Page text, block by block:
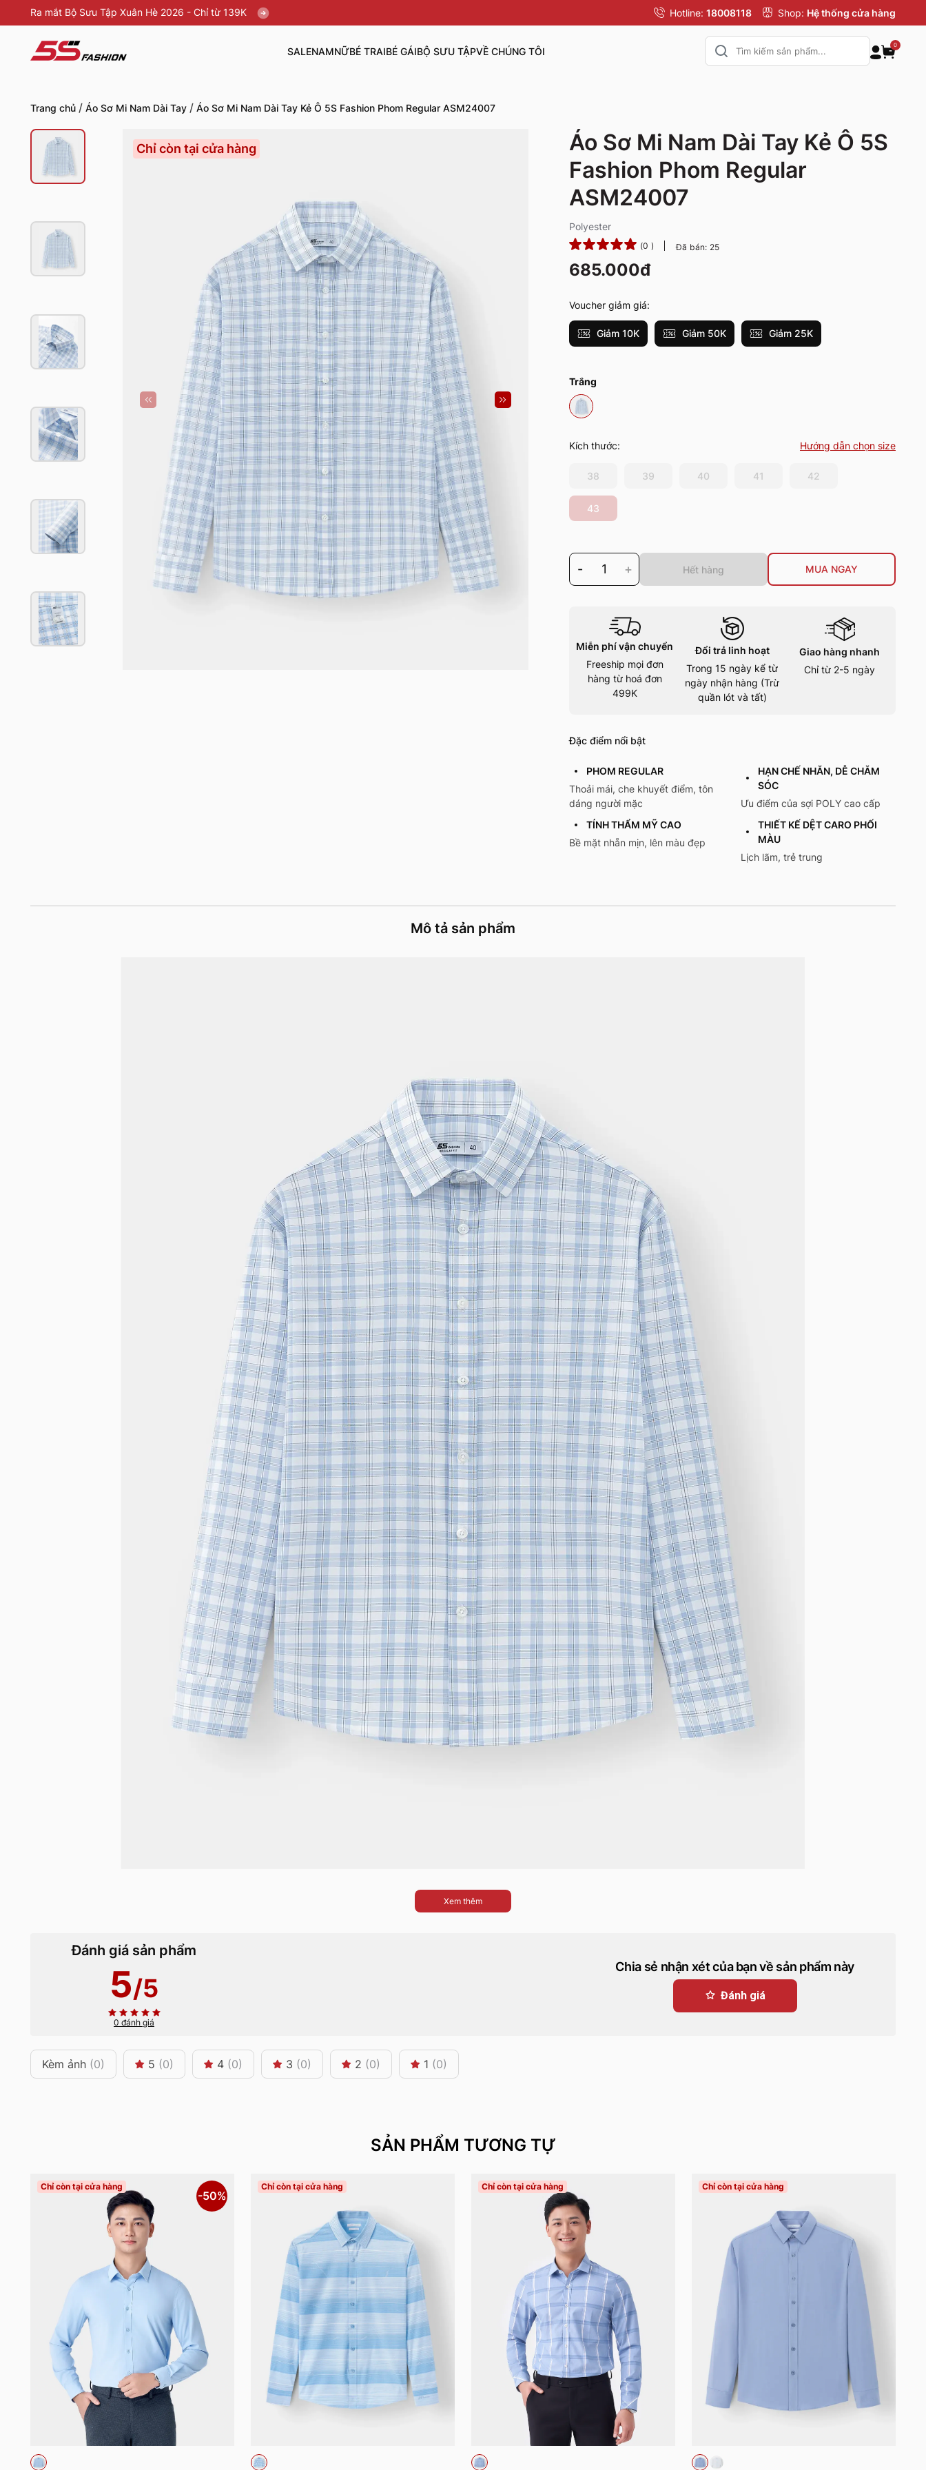
Ra mắt Bộ Sưu Tập Xuân Hè 2026 - Chỉ từ 139K Hotline: 18008118 Shop: Hệ thống cửa hàng
SALENAMNỮBÉ TRAIBÉ GÁIBỘ SƯU TẬPVỀ CHÚNG TÔI
0
Trang chủ / Áo Sơ Mi Nam Dài Tay / Áo Sơ Mi Nam Dài Tay Kẻ Ô 5S Fashion Phom Regular ASM24007
Chỉ còn tại cửa hàng
Áo Sơ Mi Nam Dài Tay Kẻ Ô 5S
Fashion Phom Regular
ASM24007
Polyester
(0 ) Đã bán: 25
685.000đ
Voucher giảm giá:
Giảm 10K Giảm 50K Giảm 25K
Trắng
Kích thước: Hướng dẫn chọn size
38 39 40 41 42
43
- 1 + Hết hàng MUA NGAY
Miễn phí vận chuyển
Freeship mọi đơn
hàng từ hoá đơn
499K
Đổi trả linh hoạt
Trong 15 ngày kể từ
ngày nhận hàng (Trừ
quần lót và tất)
Giao hàng nhanh
Chỉ từ 2-5 ngày
Đặc điểm nổi bật
PHOM REGULAR
Thoải mái, che khuyết điểm, tôn
dáng người mặc
HẠN CHẾ NHĂN, DỄ CHĂM
SÓC
Ưu điểm của sợi POLY cao cấp
TÍNH THẨM MỸ CAO
Bề mặt nhẵn mịn, lên màu đẹp
THIẾT KẾ DỆT CARO PHỐI
MÀU
Lịch lãm, trẻ trung
Mô tả sản phẩm
Xem thêm
Đánh giá sản phẩm
5/5
0 đánh giá
Chia sẻ nhận xét của bạn về sản phẩm này
Đánh giá
Kèm ảnh (0) 5 (0) 4 (0) 3 (0) 2 (0) 1 (0)
SẢN PHẨM TƯƠNG TỰ
Chỉ còn tại cửa hàng
-50%
Chỉ còn tại cửa hàng Chỉ còn tại cửa hàng Chỉ còn tại cửa hàng